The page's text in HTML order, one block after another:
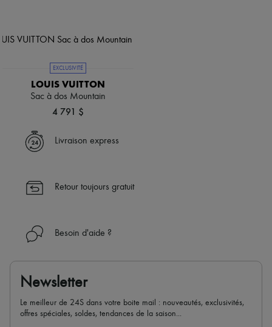
EXCLUSIVITÉ
LOUIS VUITTON
Sac à dos Mountain
4 791 $
Livraison express
Retour toujours gratuit
Besoin d'aide ?
Newsletter
Le meilleur de 24S dans votre boite mail : nouveautés, exclusivités,
offres spéciales, soldes, tendances de la saison...